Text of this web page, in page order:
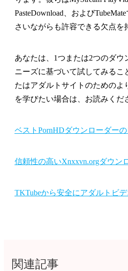
PasteDownload、および
さいながらも許容できる欠点
あなたは、1つまたは2つのダ
ニーズに基づいて試してみるこ
たはアダルトサイトのためのよ
を学びたい場合は、お読みくだ
ベストPornHDダウンローダー
信頼性の高いXnxxvn.orgダウン
TKTubeから安全にアダルトビ
関連記事